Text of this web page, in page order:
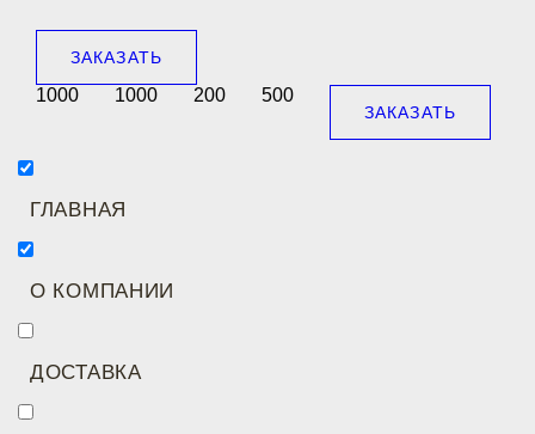
ЗАКАЗАТЬ
1000 1000 200 500
ЗАКАЗАТЬ
ГЛАВНАЯ
О КОМПАНИИ
ДОСТАВКА